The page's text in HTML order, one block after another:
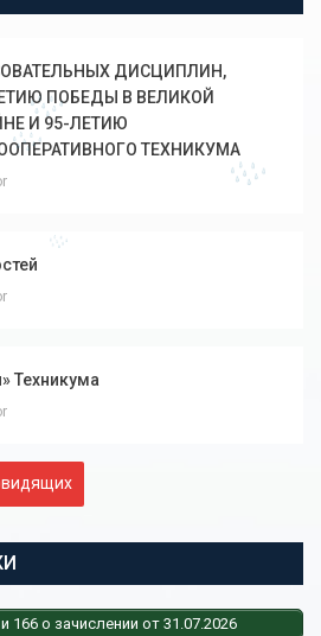
ДИСЦИПЛИН,
ПОБЕДЫ В ВЕЛИКОЙ
И 95-ЛЕТИЮ
ТЕХНИКУМА
Техникума
166 о зачислении от 31.07.2026